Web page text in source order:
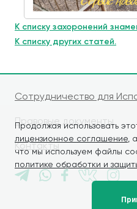
Продолжая использовать
лицензионное соглашение ,
что мы используем файлы
политике обработки и
К списку захоронений
К списку других статей.
Сотрудничество для
Правовые документы
Контакты